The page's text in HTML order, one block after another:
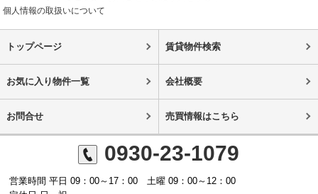
個人情報の取扱いについて
トップページ 賃貸物件検索
お気に入り物件一覧 会社概要
お問合せ 売買情報はこちら
0930-23-1079
営業時間 平日 09：00～17：00 土曜 09：00～12：00